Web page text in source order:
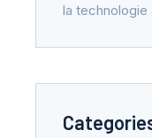
la technologie